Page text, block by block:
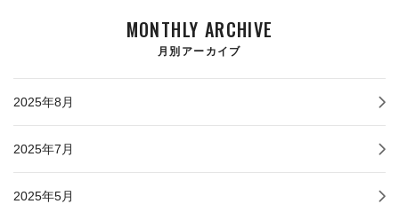
MONTHLY ARCHIVE
月別アーカイブ
2025年8月
2025年7月
2025年5月